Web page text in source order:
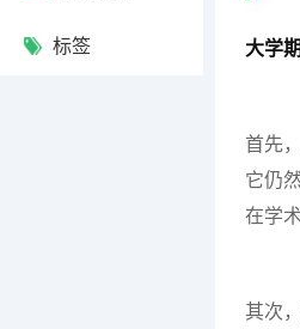
标签 大学
首先
它仍
在学
其次